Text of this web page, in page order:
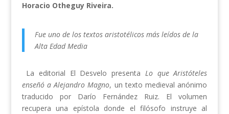
Horacio Otheguy Riveira.
Fue uno de los textos aristotélicos más leídos de la
Alta Edad Media
La editorial El Desvelo presenta Lo que Aristóteles
enseñó a Alejandro Magno, un texto medieval anónimo
traducido por Darío Fernández Ruiz. El volumen
recupera una epístola donde el filósofo instruye al